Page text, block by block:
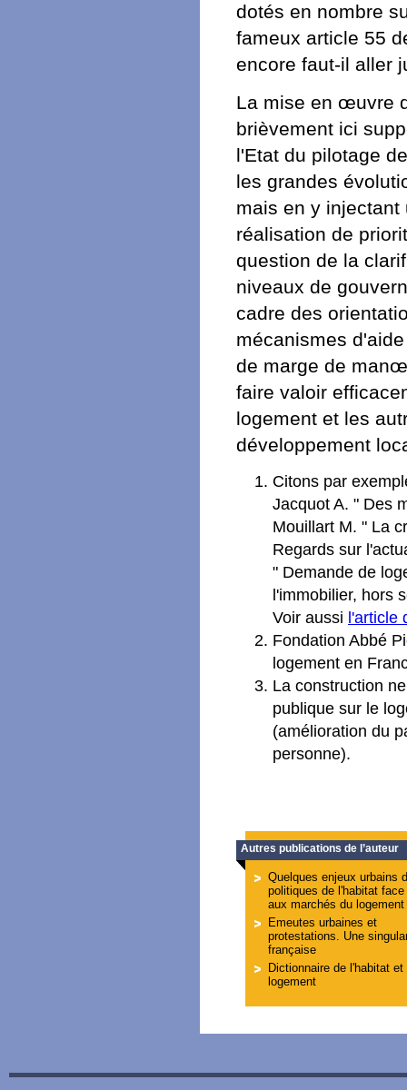
dotés en nombre
fameux article 55
encore faut-il aller
La mise en œuvre
brièvement ici
l'Etat du pilotage
les grandes
mais en y
réalisation de
question de la
niveaux de
cadre des
mécanismes
de marge de
faire valoir
logement et les
développement
Citons par
Jacquot A. " Des
Mouillart M. " La
Regards sur
" Demande de
l'immobilier, hors
Voir aussi l'article
Fondation Abbé
logement en
La construction
publique sur le
(amélioration du
personne).
Autres publications de l’auteur
Quelques enjeux urbains
politiques de l'habitat face
aux marchés du logement
Emeutes urbaines et
protestations. Une
française
Dictionnaire de l'habitat et
logement